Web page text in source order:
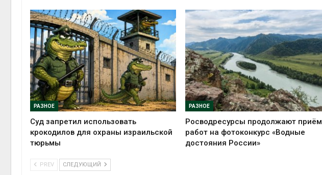
РАЗНОЕ
Суд запретил использовать
крокодилов для охраны израильской
тюрьмы
РАЗНОЕ
Росводресурсы продолжают приём
работ на фотоконкурс «Водные
достояния России»
PREV СЛЕДУЮЩИЙ